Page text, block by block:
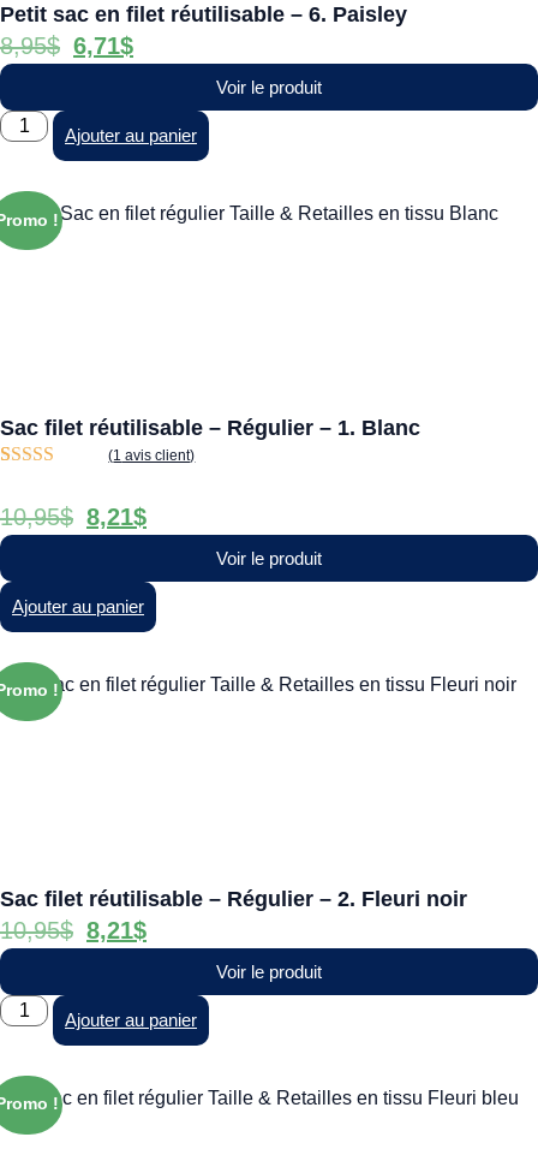
Petit sac en filet réutilisable – 6. Paisley
8,95$ 6,71$
Voir le produit
Ajouter au panier
!
Sac filet réutilisable – Régulier – 1. Blanc
5 basé sur
notation
client
(1 avis client)
10,95$ 8,21$
Voir le produit
Ajouter au panier
!
Sac filet réutilisable – Régulier – 2. Fleuri noir
10,95$ 8,21$
Voir le produit
Ajouter au panier
!